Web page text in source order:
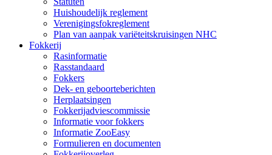
Huishoudelijk reglement
Verenigingsfokreglement
Plan van aanpak variëteitskruisingen NHC
Fokkerij
Rasinformatie
Rasstandaard
Fokkers
Dek- en geboorteberichten
Herplaatsingen
Fokkerijadviescommissie
Informatie voor fokkers
Informatie ZooEasy
Formulieren en documenten